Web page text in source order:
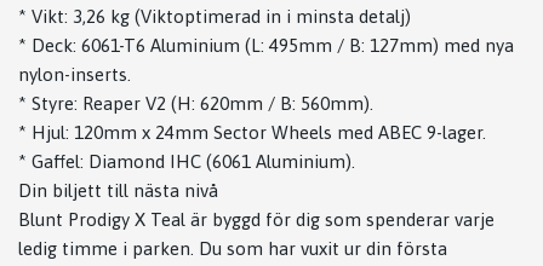
* Vikt: 3,26 kg (Viktoptimerad in i minsta detalj)
* Deck: 6061-T6 Aluminium (L: 495mm / B: 127mm) med nya
nylon-inserts.
* Styre: Reaper V2 (H: 620mm / B: 560mm).
* Hjul: 120mm x 24mm Sector Wheels med ABEC 9-lager.
* Gaffel: Diamond IHC (6061 Aluminium).
Din biljett till nästa nivå
Blunt Prodigy X Teal är byggd för dig som spenderar varje
ledig timme i parken. Du som har vuxit ur din första